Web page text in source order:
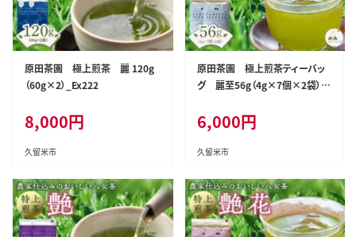
原田茶園 極上煎茶 麗 120g
（60g×2）_Ex222
8,000円
久留米市
原田茶園 極上煎茶ティーバッ
グ 麗至56g（4g×7個×2袋）_E
6,000円
久留米市